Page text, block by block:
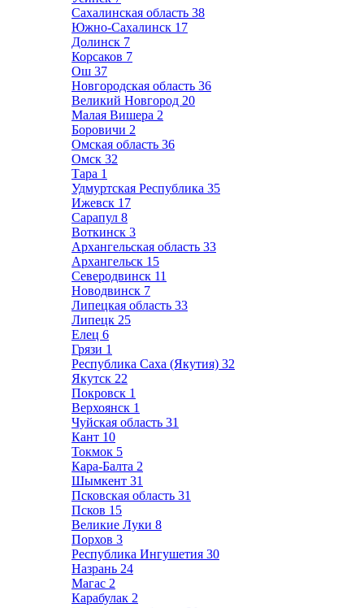
Сахалинская область 38
Южно-Сахалинск 17
Долинск 7
Корсаков 7
Ош 37
Новгородская область 36
Великий Новгород 20
Малая Вишера 2
Боровичи 2
Омская область 36
Омск 32
Тара 1
Удмуртская Республика 35
Ижевск 17
Сарапул 8
Воткинск 3
Архангельская область 33
Архангельск 15
Северодвинск 11
Новодвинск 7
Липецкая область 33
Липецк 25
Елец 6
Грязи 1
Республика Саха (Якутия) 32
Якутск 22
Покровск 1
Верхоянск 1
Чуйская область 31
Кант 10
Токмок 5
Кара-Балта 2
Шымкент 31
Псковская область 31
Псков 15
Великие Луки 8
Порхов 3
Республика Ингушетия 30
Назрань 24
Магас 2
Карабулак 2